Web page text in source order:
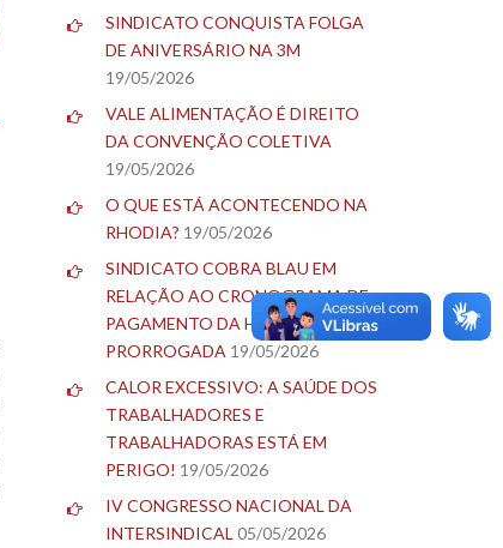
SINDICATO CONQUISTA FOLGA
DE ANIVERSÁRIO NA 3M
19/05/2026
VALE ALIMENTAÇÃO É DIREITO
DA CONVENÇÃO COLETIVA
19/05/2026
O QUE ESTÁ ACONTECENDO NA
RHODIA? 19/05/2026
SINDICATO COBRA BLAU EM
RELAÇÃO AO CRONOGRAMA DE
PAGAMENTO DA HORA NOTURNA
PRORROGADA 19/05/2026
CALOR EXCESSIVO: A SAÚDE DOS
TRABALHADORES E
TRABALHADORAS ESTÁ EM
PERIGO! 19/05/2026
IV CONGRESSO NACIONAL DA
INTERSINDICAL 05/05/2026